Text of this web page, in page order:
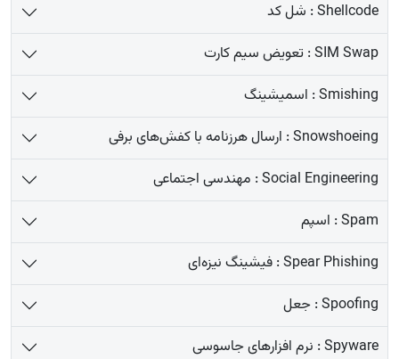
Shellcode : شل کد
SIM Swap : تعویض سیم کارت
Smishing : اسمیشینگ
Snowshoeing : ارسال هرزنامه با کفش‌های برفی
Social Engineering : مهندسی اجتماعی
Spam : اسپم
Spear Phishing : فیشینگ نیزه‌ای
Spoofing : جعل
Spyware : نرم افزارهای جاسوسی